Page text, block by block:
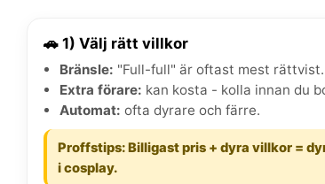
🚗 1) Välj rätt villkor
Bränsle: "Full-full" är oftast mest rättvist.
Extra förare: kan kosta - kolla innan du
Automat: ofta dyrare och färre.
Proffstips: Billigast pris + dyra villkor =
i cosplay.